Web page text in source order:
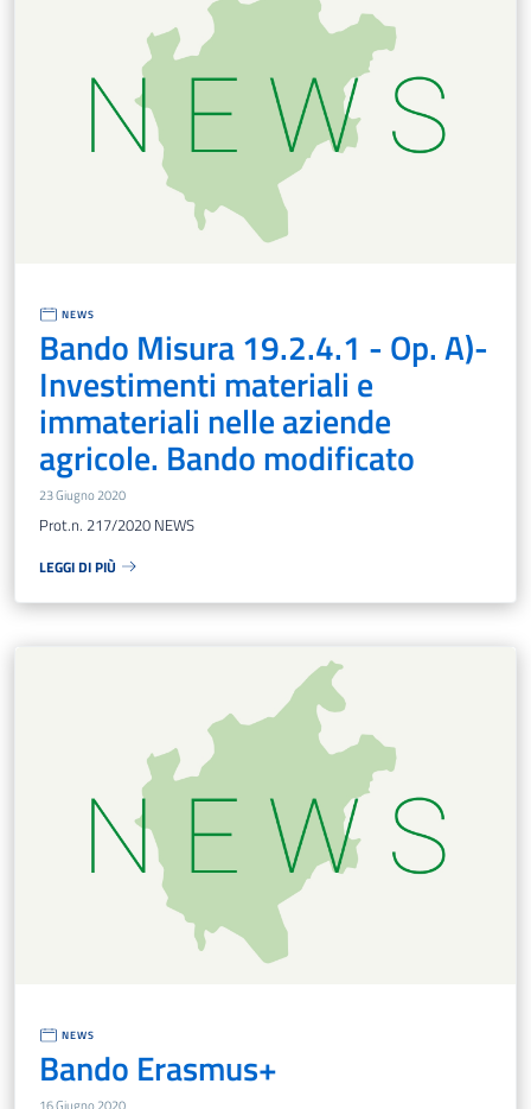
NEWS
Bando Misura 19.2.4.1 - Op. A)-
Investimenti materiali e
immateriali nelle aziende
agricole. Bando modificato
23 Giugno 2020
Prot.n. 217/2020 NEWS
LEGGI DI PIÙ
NEWS
Bando Erasmus+
16 Giugno 2020